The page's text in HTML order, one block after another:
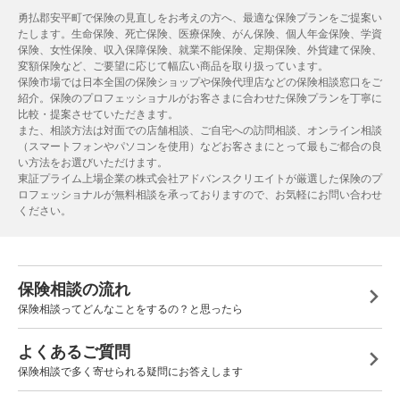
勇払郡安平町で保険の見直しをお考えの方へ、最適な保険プランをご提案い
たします。生命保険、死亡保険、医療保険、がん保険、個人年金保険、学資
保険、女性保険、収入保障保険、就業不能保険、定期保険、外貨建て保険、
変額保険など、ご要望に応じて幅広い商品を取り扱っています。
保険市場では日本全国の保険ショップや保険代理店などの保険相談窓口をご
紹介。保険のプロフェッショナルがお客さまに合わせた保険プランを丁寧に
比較・提案させていただきます。
また、相談方法は対面での店舗相談、ご自宅への訪問相談、オンライン相談
（スマートフォンやパソコンを使用）などお客さまにとって最もご都合の良
い方法をお選びいただけます。
東証プライム上場企業の株式会社アドバンスクリエイトが厳選した保険のプ
ロフェッショナルが無料相談を承っておりますので、お気軽にお問い合わせ
ください。
保険相談の流れ
保険相談ってどんなことをするの？と思ったら
よくあるご質問
保険相談で多く寄せられる疑問にお答えします